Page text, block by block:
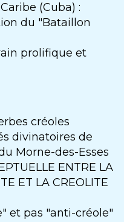
(Cuba) :
du "Bataillon
prolifique et
créoles
divinatoires de
Morne-des-Esses
ENTRE LA
ET LA CREOLITE
et pas "anti-créole"